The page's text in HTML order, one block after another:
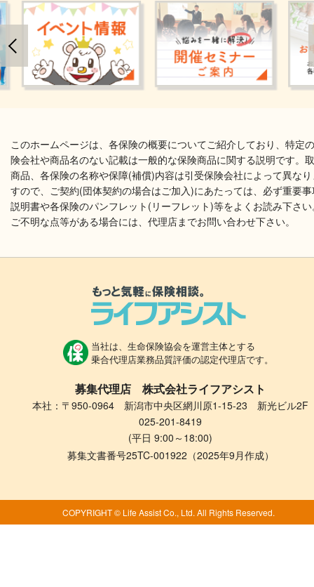
このホームページは、各保険の概要についてご紹介しており、特定
険会社や商品名のない記載は一般的な保険商品に関する説明です。
商品、各保険の名称や保障(補償)内容は引受保険会社によって異な
すので、ご契約(団体契約の場合はご加入)にあたっては、必ず重要
説明書や各保険のパンフレット(リーフレット)等をよくお読み下さ
ご不明な点等がある場合には、代理店までお問い合わせ下さい。
当社は、生命保険協会を運営主体とする
乗合代理店業務品質評価の認定代理店です。
募集代理店 株式会社ライフアシスト
本社：〒950-0964 新潟市中央区網川原1-15-23 新光ビル2F
025-201-8419
(平日 9:00～18:00)
募集文書番号25TC-001922（2025年9月作成）
COPYRIGHT © Life Assist Co., Ltd. All Rights Reserved.